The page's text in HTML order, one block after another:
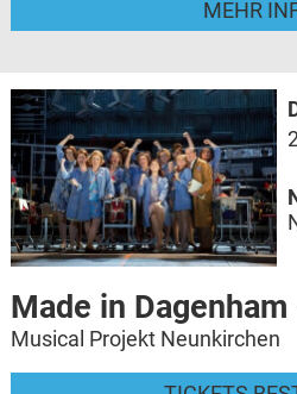
MEHR
Made in Dagenham
Musical Projekt Neunkirchen